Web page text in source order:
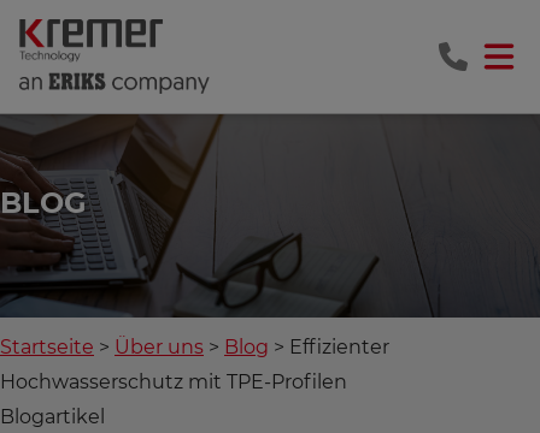
BLOG
Startseite Über uns Blog
Effizienter
Hochwasserschutz mit TPE-Profilen
Blogartikel